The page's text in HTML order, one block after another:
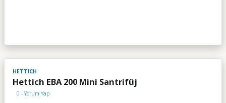
HETTICH
Hettich EBA 200 Mini Santrifüj
0 - Yorum Yap